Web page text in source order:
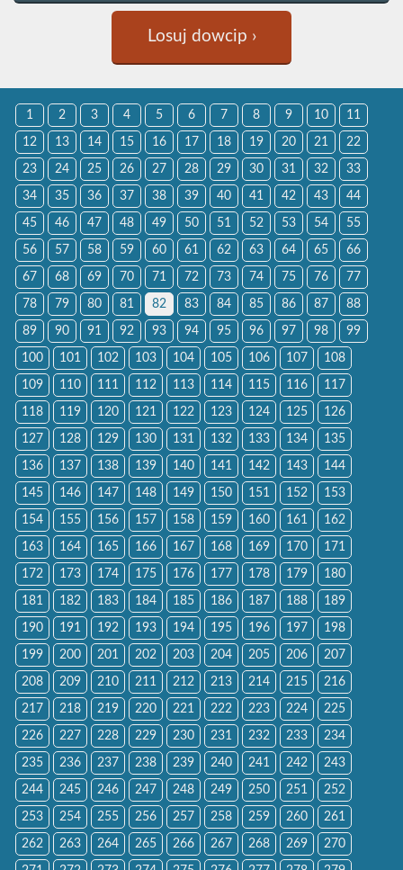
Losuj dowcip ›
1 2 3 4 5 6 7 8 9 10 11
12 13 14 15 16 17 18 19 20 21 22
23 24 25 26 27 28 29 30 31 32 33
34 35 36 37 38 39 40 41 42 43 44
45 46 47 48 49 50 51 52 53 54 55
56 57 58 59 60 61 62 63 64 65 66
67 68 69 70 71 72 73 74 75 76 77
78 79 80 81 82 83 84 85 86 87 88
89 90 91 92 93 94 95 96 97 98 99
100 101 102 103 104 105 106 107 108
109 110 111 112 113 114 115 116 117
118 119 120 121 122 123 124 125 126
127 128 129 130 131 132 133 134 135
136 137 138 139 140 141 142 143 144
145 146 147 148 149 150 151 152 153
154 155 156 157 158 159 160 161 162
163 164 165 166 167 168 169 170 171
172 173 174 175 176 177 178 179 180
181 182 183 184 185 186 187 188 189
190 191 192 193 194 195 196 197 198
199 200 201 202 203 204 205 206 207
208 209 210 211 212 213 214 215 216
217 218 219 220 221 222 223 224 225
226 227 228 229 230 231 232 233 234
235 236 237 238 239 240 241 242 243
244 245 246 247 248 249 250 251 252
253 254 255 256 257 258 259 260 261
262 263 264 265 266 267 268 269 270